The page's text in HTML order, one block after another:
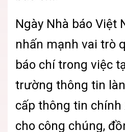
Ngày Nhà báo Việt
nhấn mạnh vai trò
báo chí trong việc
trường thông tin
cấp thông tin chính
cho công chúng,